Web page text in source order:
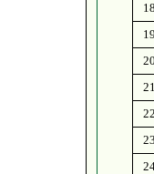
18
19
20
21
22
23